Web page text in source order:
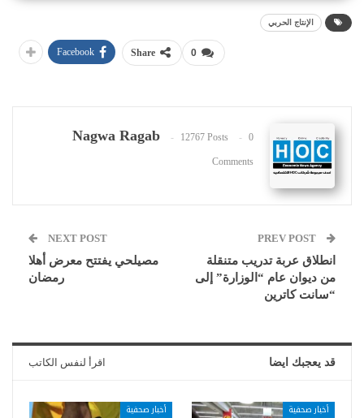
الإنتاج الحربي
0
Share
Facebook
Nagwa Ragab 12767 Posts 0
Comments
انطلاق عربة تدريب متنقلة
من ديوان عام “الوزارة” إلى
“سانت كاترين
NEXT POST
مصيلحي يفتتح معرض أهلا
رمضان
قد يعجبك ايضا اقرأ لنفس الكاتب
أخبار صحفية أخبار صحفية